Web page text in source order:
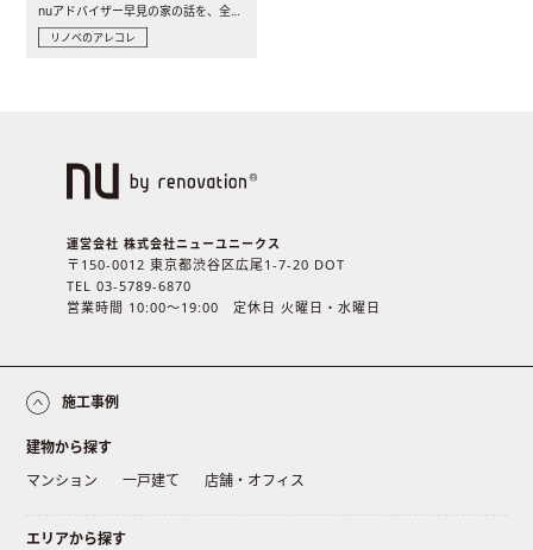
nuアドバイザー早見の家の話を、全4話でお届け。リノベーションを..
リノベのアレコレ
運営会社 株式会社ニューユニークス
〒150-0012 東京都渋谷区広尾1-7-20 DOT
TEL 03-5789-6870
営業時間 10:00〜19:00 定休日 火曜日・水曜日
施工事例
建物から探す
マンション
一戸建て 店舗・オフィス
エリアから探す